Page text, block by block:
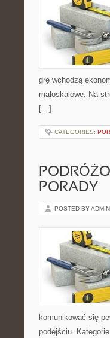
grę wchodzą
małoskalowe. Na
[…]
CATEGORIES:
PORADY
POSTED BY ADMIN
komunikować się
podejściu.